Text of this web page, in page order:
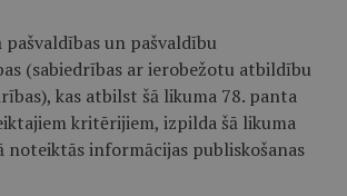
pašvaldības un pašvaldību
(sabiedrības ar ierobežotu atbildību
kas atbilst šā likuma 78. panta
kritērijiem, izpilda šā likuma
noteiktās informācijas publiskošanas